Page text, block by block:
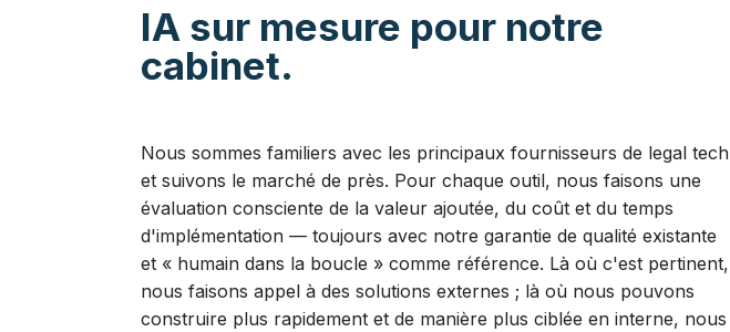
IA sur mesure pour notre
cabinet.
Nous sommes familiers avec les principaux fournisseurs de legal tech
et suivons le marché de près. Pour chaque outil, nous faisons une
évaluation consciente de la valeur ajoutée, du coût et du temps
d'implémentation — toujours avec notre garantie de qualité existante
et « humain dans la boucle » comme référence. Là où c'est pertinent,
nous faisons appel à des solutions externes ; là où nous pouvons
construire plus rapidement et de manière plus ciblée en interne, nous